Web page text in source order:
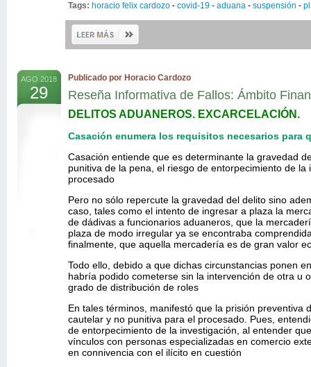
Tags: horacio felix cardozo - covid-19 - aduana - suspensión -
AGO 2018
29
Publicado por Horacio Cardozo
Reseña Informativa de Fallos: Ámbito
DELITOS ADUANEROS. EXCARCELACIÓN.
Casación enumera los requisitos necesarios para
Casación entiende que es determinante la gravedad
punitiva de la pena, el riesgo de entorpecimiento de la
procesado
Pero no sólo repercute la gravedad del delito sino
caso, tales como el intento de ingresar a plaza la
de dádivas a funcionarios aduaneros, que la
plaza de modo irregular ya se encontraba
finalmente, que aquella mercadería es de gran valor
Todo ello, debido a que dichas circunstancias ponen
habría podido cometerse sin la intervención de otra u
grado de distribución de roles
En tales términos, manifestó que la prisión preventiva
cautelar y no punitiva para el procesado. Pues,
de entorpecimiento de la investigación, al entender
vínculos con personas especializadas en comercio
en connivencia con el ilícito en cuestión